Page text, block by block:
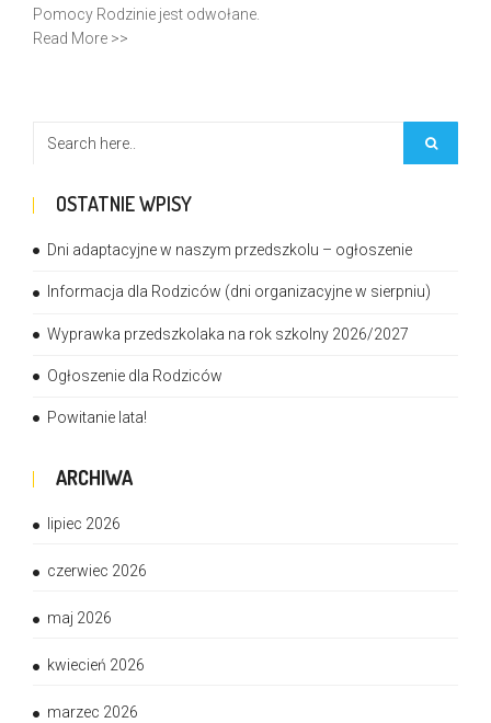
Pomocy Rodzinie jest odwołane.
Read More >>
OSTATNIE WPISY
Dni adaptacyjne w naszym przedszkolu – ogłoszenie
Informacja dla Rodziców (dni organizacyjne w sierpniu)
Wyprawka przedszkolaka na rok szkolny 2026/2027
Ogłoszenie dla Rodziców
Powitanie lata!
ARCHIWA
lipiec 2026
czerwiec 2026
maj 2026
kwiecień 2026
marzec 2026